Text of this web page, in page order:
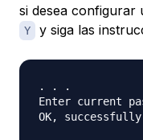
si desea
Y y siga las
. . .
Enter current
OK,